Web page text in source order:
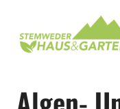
springen